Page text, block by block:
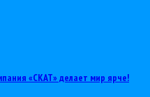
«СКАТ» делает мир ярче!